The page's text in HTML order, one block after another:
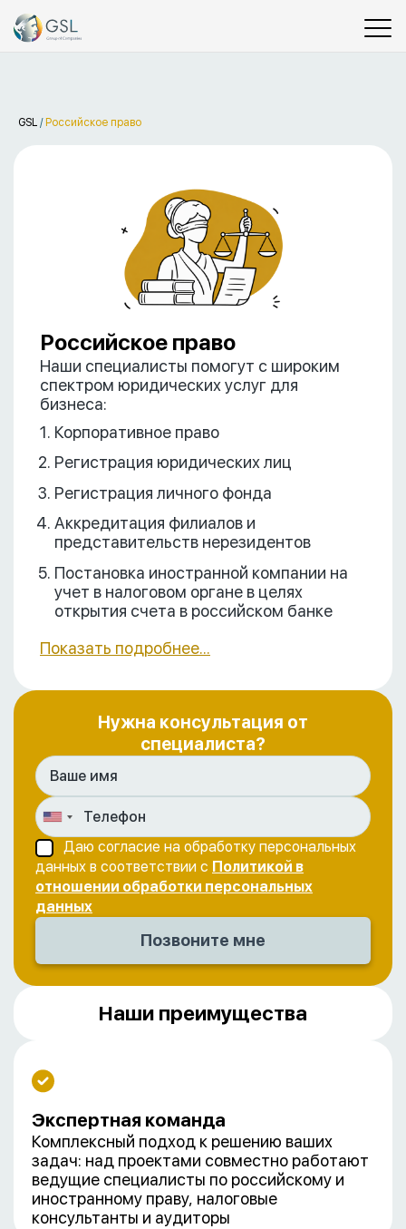
GSL / Российское право
Российское право
Наши специалисты помогут с широким
спектром юридических услуг для
бизнеса:
Корпоративное право
Регистрация юридических лиц
Регистрация личного фонда
Аккредитация филиалов и
представительств нерезидентов
Постановка иностранной компании на
учет в налоговом органе в целях
открытия счета в российском банке
Показать подробнее...
Нужна консультация от
специалиста?
Даю согласие на обработку персональных
данных в соответствии с Политикой в
отношении обработки персональных
данных
Наши преимущества
Экспертная команда
Комплексный подход к решению ваших
задач: над проектами совместно работают
ведущие специалисты по российскому и
иностранному праву, налоговые
консультанты и аудиторы